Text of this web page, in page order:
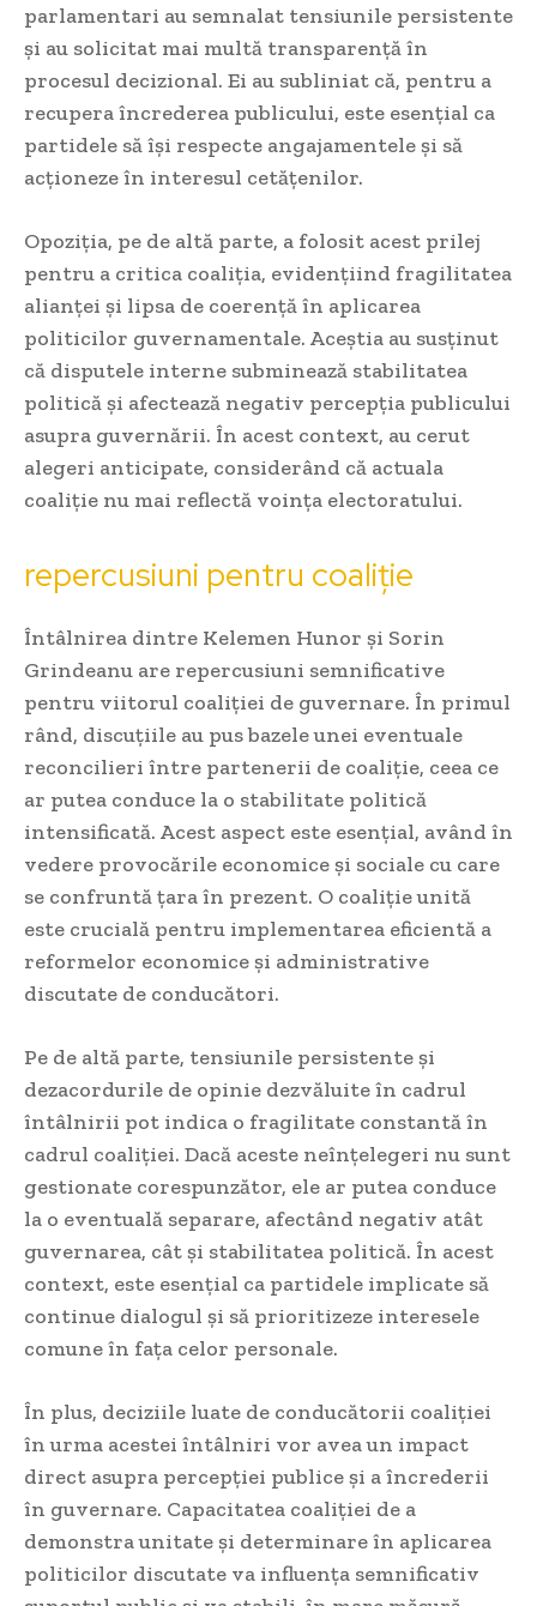
parlamentari au semnalat tensiunile persistente
și au solicitat mai multă transparență în
procesul decizional. Ei au subliniat că, pentru a
recupera încrederea publicului, este esențial ca
partidele să își respecte angajamentele și să
acționeze în interesul cetățenilor.
Opoziția, pe de altă parte, a folosit acest prilej
pentru a critica coaliția, evidențiind fragilitatea
alianței și lipsa de coerență în aplicarea
politicilor guvernamentale. Aceștia au susținut
că disputele interne subminează stabilitatea
politică și afectează negativ percepția publicului
asupra guvernării. În acest context, au cerut
alegeri anticipate, considerând că actuala
coaliție nu mai reflectă voința electoratului.
repercusiuni pentru coaliție
Întâlnirea dintre Kelemen Hunor și Sorin
Grindeanu are repercusiuni semnificative
pentru viitorul coaliției de guvernare. În primul
rând, discuțiile au pus bazele unei eventuale
reconcilieri între partenerii de coaliție, ceea ce
ar putea conduce la o stabilitate politică
intensificată. Acest aspect este esențial, având în
vedere provocările economice și sociale cu care
se confruntă țara în prezent. O coaliție unită
este crucială pentru implementarea eficientă a
reformelor economice și administrative
discutate de conducători.
Pe de altă parte, tensiunile persistente și
dezacordurile de opinie dezvăluite în cadrul
întâlnirii pot indica o fragilitate constantă în
cadrul coaliției. Dacă aceste neînțelegeri nu sunt
gestionate corespunzător, ele ar putea conduce
la o eventuală separare, afectând negativ atât
guvernarea, cât și stabilitatea politică. În acest
context, este esențial ca partidele implicate să
continue dialogul și să prioritizeze interesele
comune în fața celor personale.
În plus, deciziile luate de conducătorii coaliției
în urma acestei întâlniri vor avea un impact
direct asupra percepției publice și a încrederii
în guvernare. Capacitatea coaliției de a
demonstra unitate și determinare în aplicarea
politicilor discutate va influența semnificativ